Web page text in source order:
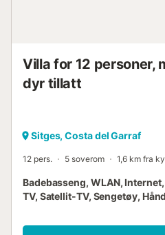
Villa for 12 personer,
dyr tillatt
Sitges, Costa del Garraf
12 pers. 5 soverom 1,6 km fra
Badebasseng, WLAN,
TV, Satellit-TV, Sengetøy,